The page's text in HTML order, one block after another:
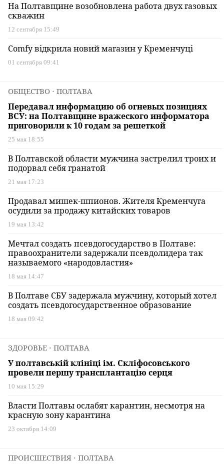
На Полтавщине возобновлена работа двух газовых
скважин
12 сентября 15:49
Comfy відкрила новий магазин у Кременчуці
01 сентября 09:41
ОБЩЕСТВО ⋅ ПОЛТАВА
Передавал информацию об огневых позициях
ВСУ: на Полтавщине вражеского информатора
приговорили к 10 годам за решеткой
25 мая 18:55
В Полтавской области мужчина застрелил троих и
подорвал себя гранатой
21 мая 17:23
Продавал мишек-шпионов. Жителя Кременчуга
осудили за продажу китайских товаров
19 мая 13:42
Мечтал создать псевдогосударство в Полтаве:
правоохранители задержали псевдолидера так
называемого «народовластия»
18 мая 14:47
В Полтаве СБУ задержала мужчину, который хотел
создать псевдогосударственное образование
18 мая 09:42
ЗДОРОВЬЕ ⋅ ПОЛТАВА
У полтавській клініці ім. Скліфосовського
провели першу трансплантацію серця
10 мая 15:29
Власти Полтавы ослабят карантин, несмотря на
красную зону карантина
23 октября 14:09
ПРОИСШЕСТВИЯ ⋅ ПОЛТАВА